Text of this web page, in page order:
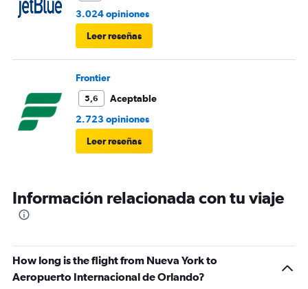
3.024 opiniones
Leer reseñas
Frontier
5,6
Aceptable
2.723 opiniones
Leer reseñas
Información relacionada con tu viaje
How long is the flight from Nueva York to
Aeropuerto Internacional de Orlando?